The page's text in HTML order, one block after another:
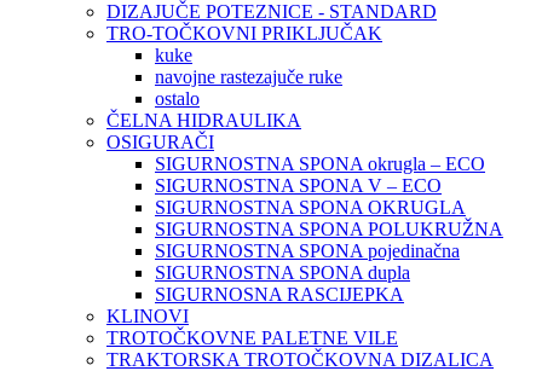
DIZAJUČE POTEZNICE - STANDARD
TRO-TOČKOVNI PRIKLJUČAK
kuke
navojne rastezajuče ruke
ostalo
ČELNA HIDRAULIKA
OSIGURAČI
SIGURNOSTNA SPONA okrugla – ECO
SIGURNOSTNA SPONA V – ECO
SIGURNOSTNA SPONA OKRUGLA
SIGURNOSTNA SPONA POLUKRUŽNA
SIGURNOSTNA SPONA pojedinačna
SIGURNOSTNA SPONA dupla
SIGURNOSNA RASCIJEPKA
KLINOVI
TROTOČKOVNE PALETNE VILE
TRAKTORSKA TROTOČKOVNA DIZALICA